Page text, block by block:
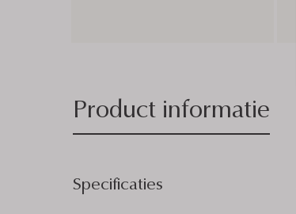
Product informatie
Specificaties